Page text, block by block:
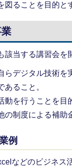
図ることを目的と
該当する講習会を
らデジタル技術を
あること。
動を行うことを目
の制度による補助
例
などのビジネス